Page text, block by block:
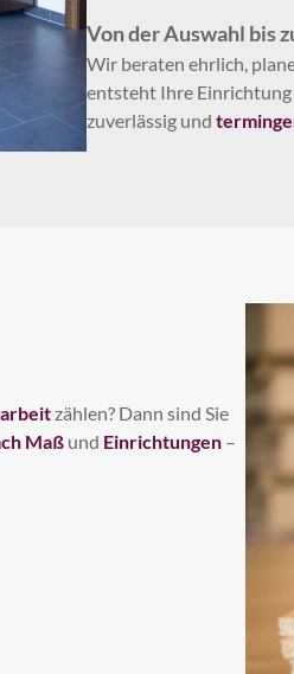
Von der Auswahl bis
Wir beraten ehrlich,
entsteht Ihre
zuverlässig und
zählen? Dann sind Sie
Maß und Einrichtungen –